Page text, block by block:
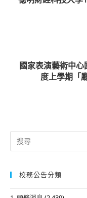
國家表演藝術中
度上學期「
Search
for:
校務公告分類